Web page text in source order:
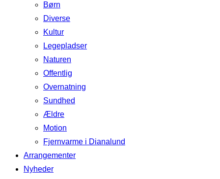
Børn
Diverse
Kultur
Legepladser
Naturen
Offentlig
Overnatning
Sundhed
Ældre
Motion
Fjernvarme i Dianalund
Arrangementer
Nyheder